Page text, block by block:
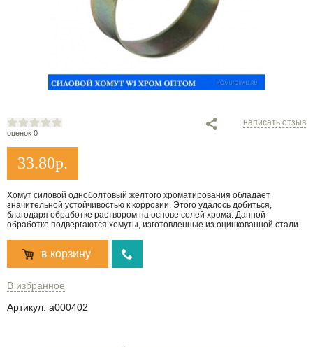
оценок 0
написать отзыв
33.80р.
Хомут силовой одноболтовый желтого хроматирования обладает
значительной устойчивостью к коррозии. Этого удалось добиться,
благодаря обработке раствором на основе солей хрома. Данной
обработке подвергаются хомуты, изготовленные из оцинкованной стали.
в корзину
В избранное
Артикул: a000402